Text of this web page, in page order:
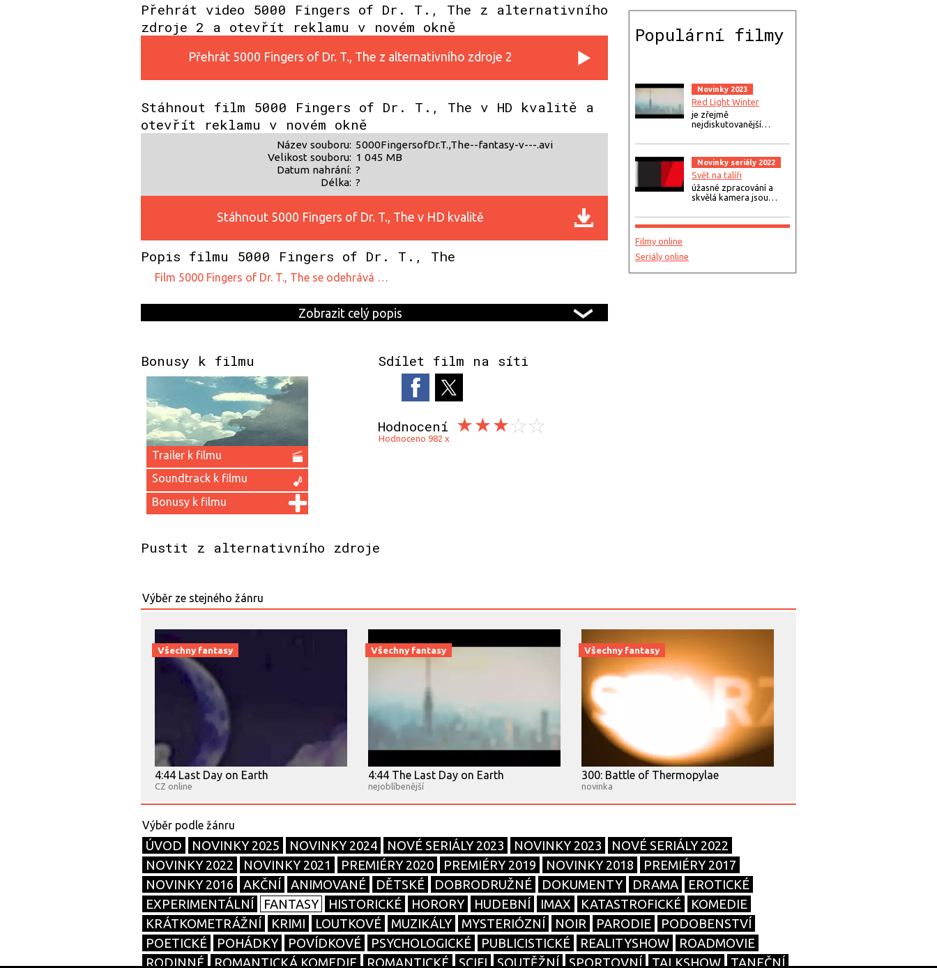
Přehrát video 5000 Fingers of Dr. T., The z alternativního
zdroje 2 a otevřít reklamu v novém okně
Přehrát 5000 Fingers of Dr. T., The z alternativního zdroje 2
Stáhnout film 5000 Fingers of Dr. T., The v HD kvalitě a
otevřít reklamu v novém okně
Název souboru:
Velikost souboru:
Datum nahrání:
Délka:
5000FingersofDr.T.,The--fantasy-v---.avi
1 045 MB
?
?
Stáhnout 5000 Fingers of Dr. T., The v HD kvalitě
Popis filmu 5000 Fingers of Dr. T., The
film 5000 Fingers of Dr. T., The se odehrává …
Zobrazit celý popis
Bonusy k filmu
Trailer k filmu
Soundtrack k filmu
Bonusy k filmu
Sdílet film na síti
Hodnocení
Hodnoceno 982 x
Pustit z alternativního zdroje
Populární filmy
Novinky 2023
Red Light Winter
je zřejmě
nejdiskutovanější…
Novinky seriály 2022
Svět na talíři
úžasné zpracování a
skvělá kamera jsou…
Filmy online
Seriály online
Všechny fantasy
4:44 Last Day on Earth
CZ online
Všechny fantasy
4:44 The Last Day on Earth
nejoblíbenější
Všechny fantasy
300: Battle of Thermopylae
novinka
ÚVOD NOVINKY 2025 NOVINKY 2024 NOVÉ SERIÁLY 2023 NOVINKY 2023
NOVÉ SERIÁLY 2022
NOVINKY 2022
NOVINKY 2021 PREMIÉRY 2020 PREMIÉRY 2019 NOVINKY 2018
PREMIÉRY 2017
NOVINKY 2016
AKČNÍ ANIMOVANÉ DĚTSKÉ DOBRODRUŽNÉ DOKUMENTY DRAMA
EROTICKÉ
EXPERIMENTÁLNÍ
FANTASY HISTORICKÉ HORORY HUDEBNÍ IMAX KATASTROFICKÉ
KOMEDIE
KRÁTKOMETRÁŽNÍ
KRIMI LOUTKOVÉ MUZIKÁLY MYSTERIÓZNÍ NOIR PARODIE
PODOBENSTVÍ
POETICKÉ
POHÁDKY POVÍDKOVÉ PSYCHOLOGICKÉ PUBLICISTICKÉ REALITYSHOW
ROADMOVIE
RODINNÉ
ROMANTICKÁ KOMEDIE ROMANTICKÉ SCIFI SOUTĚŽNÍ SPORTOVNÍ TALKSHOW TANEČNÍ